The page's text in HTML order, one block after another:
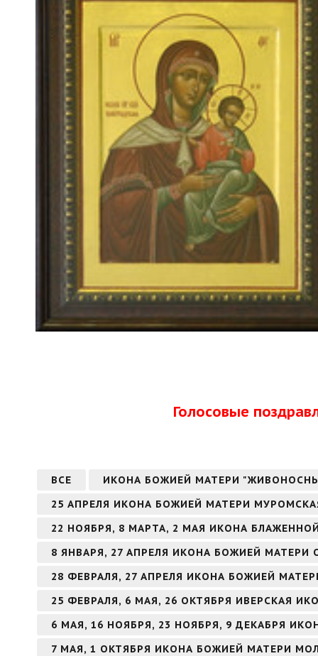
Голосовые
ВСЕ
ИКОНА БОЖИЕЙ МАТЕРИ
25 АПРЕЛЯ ИКОНА БОЖИЕЙ МАТЕРИ
22 НОЯБРЯ, 8 МАРТА, 2 МАЯ ИКОНА
8 ЯНВАРЯ, 27 АПРЕЛЯ ИКОНА БОЖИЕЙ МАТЕРИ
28 ФЕВРАЛЯ, 27 АПРЕЛЯ ИКОНА БОЖИЕЙ
25 ФЕВРАЛЯ, 6 МАЯ, 26 ОКТЯБРЯ ИВЕРСКАЯ
6 МАЯ, 16 НОЯБРЯ, 23 НОЯБРЯ, 9 ДЕКАБРЯ
7 МАЯ, 1 ОКТЯБРЯ ИКОНА БОЖИЕЙ МАТЕРИ